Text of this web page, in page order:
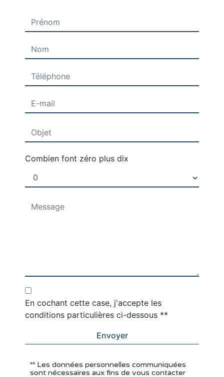
Combien font zéro plus dix
En cochant cette case, j'accepte les
conditions particulières ci-dessous **
Envoyer
** Les données personnelles communiquées
sont nécessaires aux fins de vous contacter